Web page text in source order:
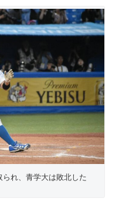
れ、青学大は敗北した